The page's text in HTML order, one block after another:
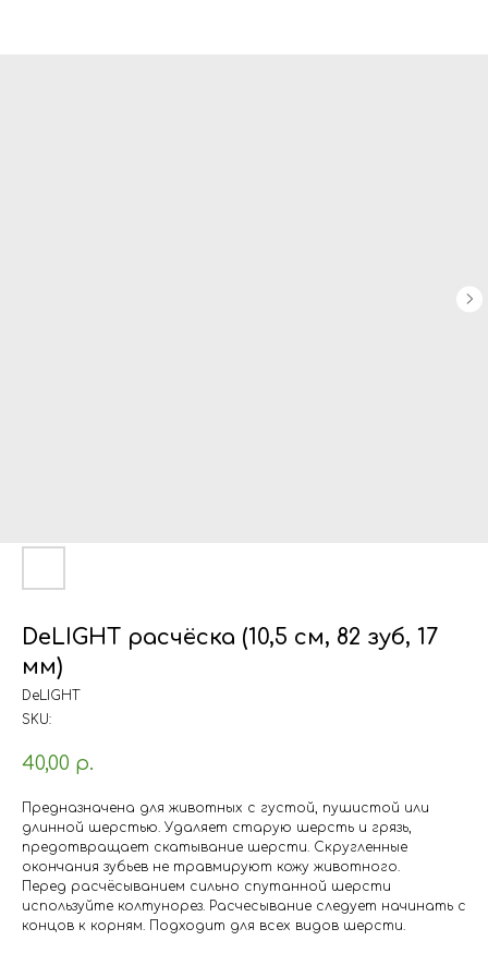
DeLIGHT расчёска (10,5 см, 82 зуб, 17
мм)
DeLIGHT
SKU:
40,00 р.
Предназначена для животных с густой, пушистой или
длинной шерстью. Удаляет старую шерсть и грязь,
предотвращает скатывание шерсти. Скругленные
окончания зубьев не травмируют кожу животного.
Перед расчёсыванием сильно спутанной шерсти
используйте колтунорез. Расчесывание следует начинать с
концов к корням. Подходит для всех видов шерсти.